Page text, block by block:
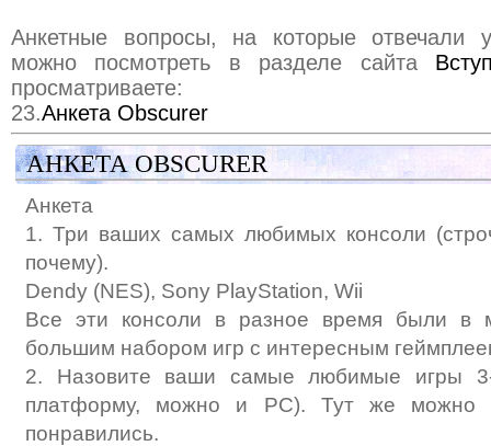
Анкетные вопросы, на которые отвечали
можно посмотреть в разделе сайта
просматриваете:
23.Анкета Obscurer
АНКЕТА OBSCURER
Анкета
1. Три ваших самых любимых консоли
почему).
Dendy (NES), Sony PlayStation, Wii
Все эти консоли в разное время были в
большим набором игр с интересным
2. Назовите ваши самые любимые игры 3-
платформу, можно и PC). Тут же можно
понравились.